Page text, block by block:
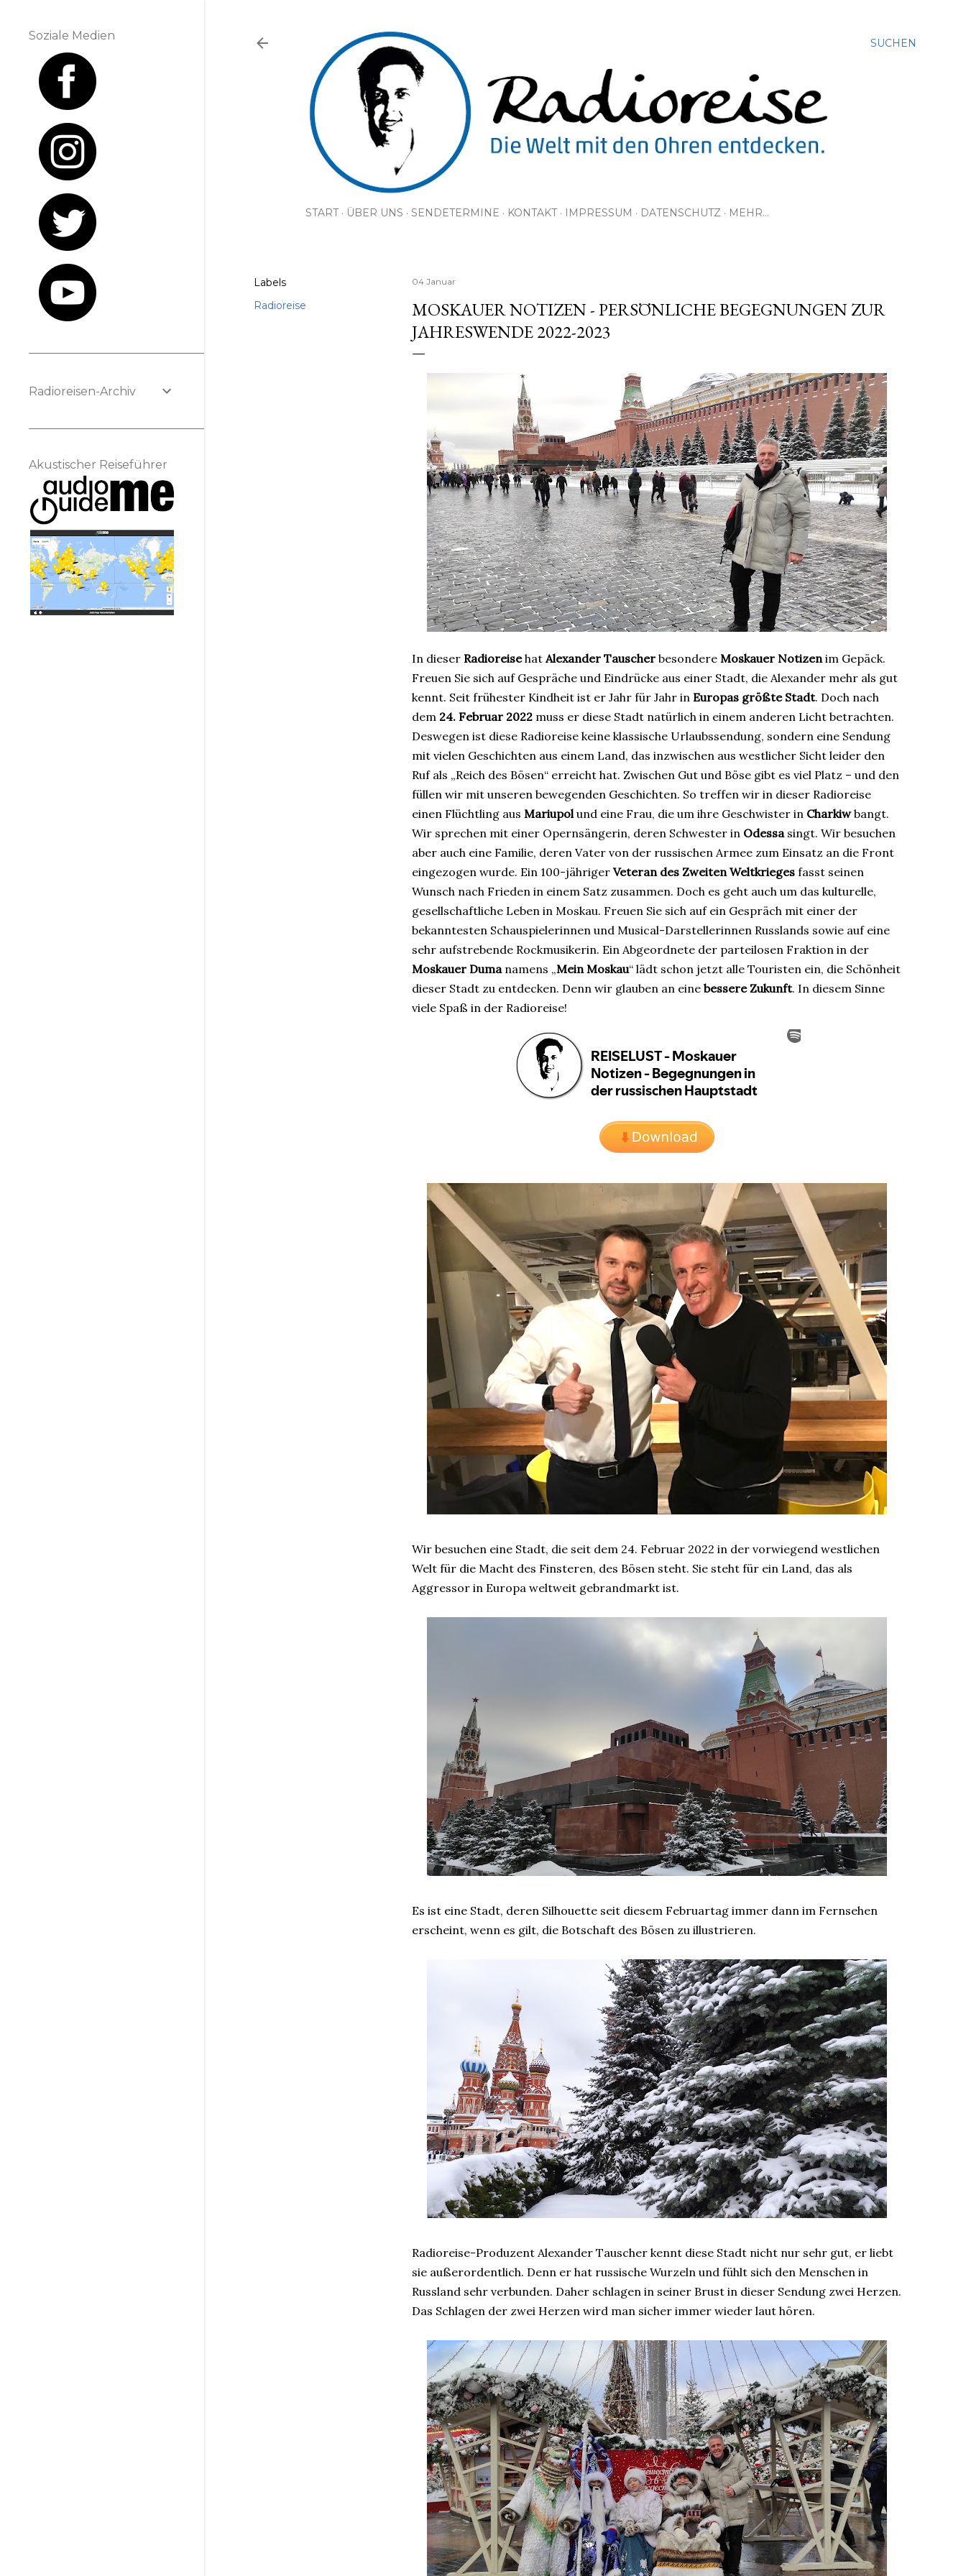
SUCHEN
START ÜBER UNS SENDETERMINE KONTAKT IMPRESSUM DATENSCHUTZ MEHR…
Labels
Radioreise
04 Januar
MOSKAUER NOTIZEN - PERSÖNLICHE BEGEGNUNGEN ZUR
JAHRESWENDE 2022-2023
In dieser Radioreisehat Alexander Tauscher besondere Moskauer Notizen im Gepäck.
Freuen Sie sich auf Gespräche und Eindrücke aus einer Stadt, die Alexander mehr als gut
kennt. Seit frühester Kindheit ist er Jahr für Jahr in Europas größte Stadt. Doch nach
dem 24. Februar 2022 muss er diese Stadt natürlich in einem anderen Licht betrachten.
Deswegen ist diese Radioreise keine klassische Urlaubssendung, sondern eine Sendung
mit vielen Geschichten aus einem Land, das inzwischen aus westlicher Sicht leider den
Ruf als „Reich des Bösen“ erreicht hat. Zwischen Gut und Böse gibt es viel Platz – und den
füllen wir mit unseren bewegenden Geschichten. So treffen wir in dieser Radioreise
einen Flüchtling aus Mariupol und eine Frau, die um ihre Geschwister in Charkiwbangt.
Wir sprechen mit einer Opernsängerin, deren Schwester in Odessa singt. Wir besuchen
aber auch eine Familie, deren Vater von der russischen Armee zum Einsatz an die Front
eingezogen wurde. Ein 100-jähriger Veteran des Zweiten Weltkrieges fasst seinen
Wunsch nach Frieden in einem Satz zusammen. Doch es geht auch um das kulturelle,
gesellschaftliche Leben in Moskau. Freuen Sie sich auf ein Gespräch mit einer der
bekanntesten Schauspielerinnen und Musical-Darstellerinnen Russlands sowie auf eine
sehr aufstrebende Rockmusikerin. Ein Abgeordnete der parteilosen Fraktion in der
Moskauer Dumanamens „Mein Moskau“ lädt schon jetzt alle Touristen ein, die Schönheit
dieser Stadt zu entdecken. Denn wir glauben an eine bessere Zukunft. In diesem Sinne
viele Spaß in der Radioreise!
Wir besuchen eine Stadt, die seit dem 24. Februar 2022 in der vorwiegend westlichen
Welt für die Macht des Finsteren, des Bösen steht. Sie steht für ein Land, das als
Aggressor in Europa weltweit gebrandmarkt ist.
Es ist eine Stadt, deren Silhouette seit diesem Februartag immer dann im Fernsehen
erscheint, wenn es gilt, die Botschaft des Bösen zu illustrieren.
Radioreise-Produzent Alexander Tauscher kennt diese Stadt nicht nur sehr gut, er liebt
sie außerordentlich. Denn er hat russische Wurzeln und fühlt sich den Menschen in
Russland sehr verbunden. Daher schlagen in seiner Brust in dieser Sendung zwei Herzen.
Das Schlagen der zwei Herzen wird man sicher immer wieder laut hören.
Soziale Medien
Radioreisen-Archiv
Akustischer Reiseführer